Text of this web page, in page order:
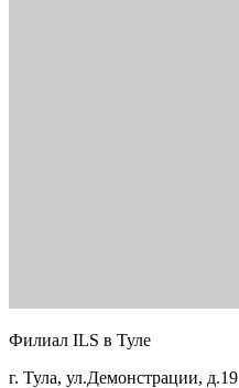
Филиал ILS в Туле
г. Тула, ул.Демонстрации, д.19